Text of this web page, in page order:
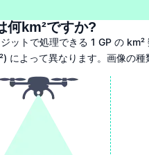
何km²ですか?
ットで処理できる 1 GP の
によって異なります。画像の